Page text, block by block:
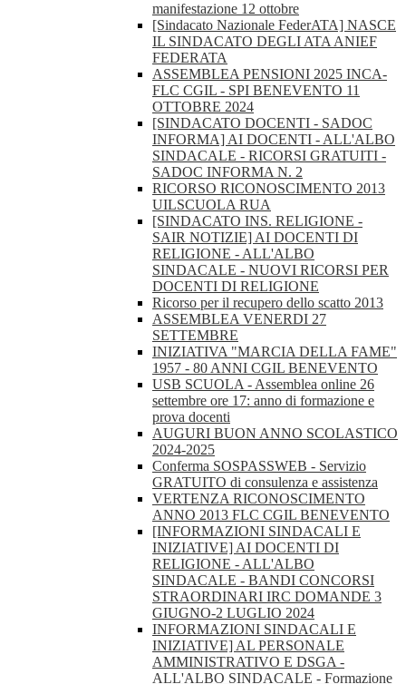
manifestazione 12 ottobre
[Sindacato Nazionale FederATA] NASCE
IL SINDACATO DEGLI ATA ANIEF
FEDERATA
ASSEMBLEA PENSIONI 2025 INCA-
FLC CGIL - SPI BENEVENTO 11
OTTOBRE 2024
[SINDACATO DOCENTI - SADOC
INFORMA] AI DOCENTI - ALL'ALBO
SINDACALE - RICORSI GRATUITI -
SADOC INFORMA N. 2
RICORSO RICONOSCIMENTO 2013
UILSCUOLA RUA
[SINDACATO INS. RELIGIONE -
SAIR NOTIZIE] AI DOCENTI DI
RELIGIONE - ALL'ALBO
SINDACALE - NUOVI RICORSI PER
DOCENTI DI RELIGIONE
Ricorso per il recupero dello scatto 2013
ASSEMBLEA VENERDI 27
SETTEMBRE
INIZIATIVA "MARCIA DELLA FAME"
1957 - 80 ANNI CGIL BENEVENTO
USB SCUOLA - Assemblea online 26
settembre ore 17: anno di formazione e
prova docenti
AUGURI BUON ANNO SCOLASTICO
2024-2025
Conferma SOSPASSWEB - Servizio
GRATUITO di consulenza e assistenza
VERTENZA RICONOSCIMENTO
ANNO 2013 FLC CGIL BENEVENTO
[INFORMAZIONI SINDACALI E
INIZIATIVE] AI DOCENTI DI
RELIGIONE - ALL'ALBO
SINDACALE - BANDI CONCORSI
STRAORDINARI IRC DOMANDE 3
GIUGNO-2 LUGLIO 2024
INFORMAZIONI SINDACALI E
INIZIATIVE] AL PERSONALE
AMMINISTRATIVO E DSGA -
ALL'ALBO SINDACALE - Formazione